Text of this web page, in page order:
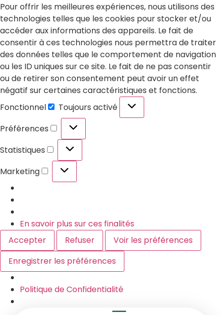
Pour offrir les meilleures expériences, nous utilisons des
technologies telles que les cookies pour stocker et/ou
accéder aux informations des appareils. Le fait de
consentir à ces technologies nous permettra de traiter
des données telles que le comportement de navigation
ou les ID uniques sur ce site. Le fait de ne pas consentir
ou de retirer son consentement peut avoir un effet
négatif sur certaines caractéristiques et fonctions.
Fonctionnel
Toujours activé
Préférences
Statistiques
Marketing
En savoir plus sur ces finalités
Accepter
Refuser
Voir les préférences
Enregistrer les préférences
Politique de Confidentialité